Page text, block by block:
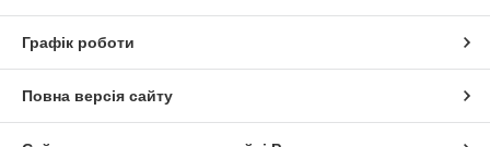
Графік роботи
Повна версія сайту